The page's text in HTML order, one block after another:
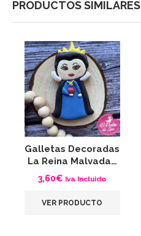
PRODUCTOS SIMILARES
Galletas Decoradas
La Reina Malvada…
3,60€ Iva Incluido
VER PRODUCTO